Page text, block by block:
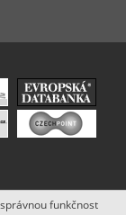
funkčnost